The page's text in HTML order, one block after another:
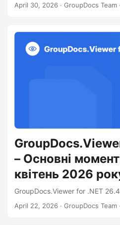
April 30, 2026 · GroupDocs Team
– Основні
квітень 2026
GroupDocs.Viewer for .NET
April 22, 2026 · GroupDocs Team